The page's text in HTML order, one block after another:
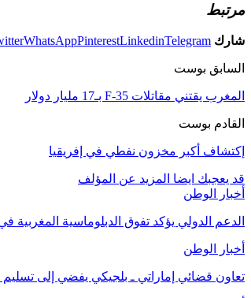
مرتبط
شارك WhatsAppPinterestLinkedinTelegram
السابق بوست
المغرب يقتني مقاتلات F-35 بـ17 مليار دولار
القادم بوست
إكتشاف أكبر مخزون نفطي في إفريقيا
قد يعجبك ايضا المزيد عن المؤلف
أخبار الوطن
الدعم الدولي يؤكد تفوق الدبلوماسية المغربية
أخبار الوطن
تعاون قضائي إماراتي ـ بلجيكي يفضي إلى تسليم